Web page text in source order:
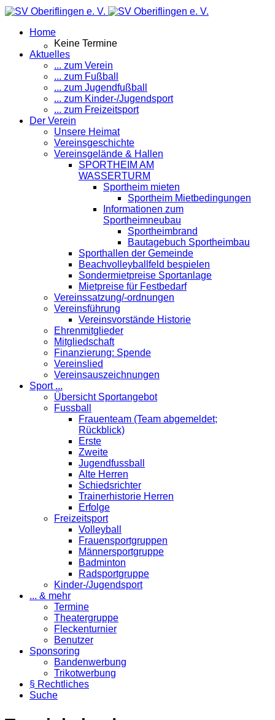
Home
Keine Termine
Aktuelles
... zum Verein
... zum Fußball
... zum Jugendfußball
... zum Kinder-/Jugendsport
... zum Freizeitsport
Der Verein
Unsere Heimat
Vereinsgeschichte
Vereinsgelände & Hallen
SPORTHEIM AM
WASSERTURM
Sportheim mieten
Sportheim Mietbedingungen
Informationen zum
Sportheimneubau
Sportheimbrand
Bautagebuch Sportheimbau
Sporthallen der Gemeinde
Beachvolleyballfeld bespielen
Sondermietpreise Sportanlage
Mietpreise für Festbedarf
Vereinssatzung/-ordnungen
Vereinsführung
Vereinsvorstände Historie
Ehrenmitglieder
Mitgliedschaft
Finanzierung: Spende
Vereinslied
Vereinsauszeichnungen
Sport ...
Übersicht Sportangebot
Fussball
Frauenteam (Team abgemeldet;
Rückblick)
Erste
Zweite
Jugendfussball
Alte Herren
Schiedsrichter
Trainerhistorie Herren
Erfolge
Freizeitsport
Volleyball
Frauensportgruppen
Männersportgruppe
Badminton
Radsportgruppe
Kinder-/Jugendsport
... & mehr
Termine
Theatergruppe
Fleckenturnier
Benutzer
Sponsoring
Bandenwerbung
Trikotwerbung
§ Rechtliches
Suche